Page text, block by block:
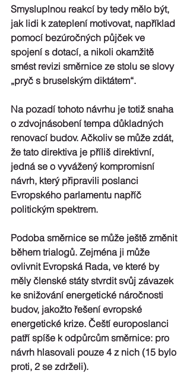
Smysluplnou reakcí by tedy mělo být,
jak lidi k zateplení motivovat, například
pomocí bezúročných půjček ve
spojení s dotací, a nikoli okamžitě
smést revizi směrnice ze stolu se slovy
„pryč s bruselským diktátem“.
Na pozadí tohoto návrhu je totiž snaha
o zdvojnásobení tempa důkladných
renovací budov. Ačkoliv se může zdát,
že tato direktiva je příliš direktivní,
jedná se o vyvážený kompromisní
návrh, který připravili poslanci
Evropského parlamentu napříč
politickým spektrem.
Podoba směrnice se může ještě změnit
během trialogů. Zejména ji může
ovlivnit Evropská Rada, ve které by
měly členské státy stvrdit svůj závazek
ke snižování energetické náročnosti
budov, jakožto řešení evropské
energetické krize. Čeští europoslanci
patří spíše k odpůrcům směrnice: pro
návrh hlasovali pouze 4 z nich (15 bylo
proti, 2 se zdrželi).